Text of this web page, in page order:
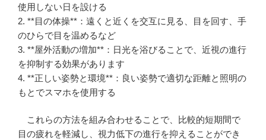
使用しない日を設ける
2. **目の体操**：遠くと近くを交互に見る、目を回す、手
のひらで目を温めるなど
3. **屋外活動の増加**：日光を浴びることで、近視の進行
を抑制する効果があります
4. **正しい姿勢と環境**：良い姿勢で適切な距離と照明の
もとでスマホを使用する
これらの方法を組み合わせることで、比較的短期間で
目の疲れを軽減し、視力低下の進行を抑えることができ